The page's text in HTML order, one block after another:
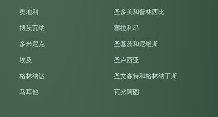
奥地利
博茨瓦纳
多米尼克
埃及
格林纳达
马耳他
圣多美和普林西比
塞拉利昂
圣基茨和尼维斯
圣卢西亚
圣文森特和格林纳丁斯
瓦努阿图